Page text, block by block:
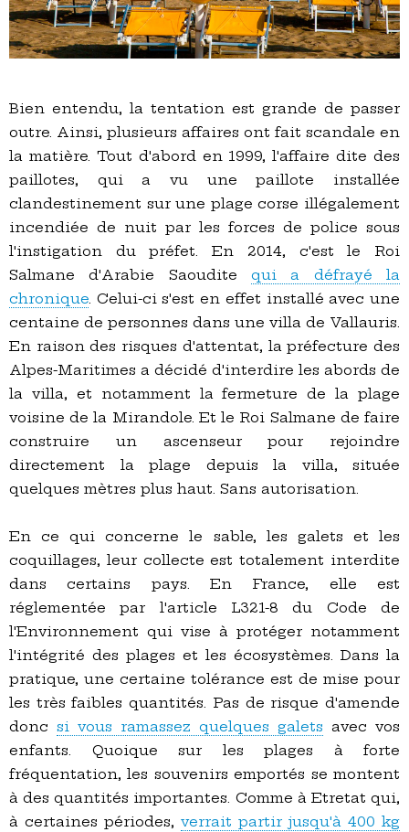
Bien entendu, la tentation est grande de passer
outre. Ainsi, plusieurs affaires ont fait scandale en
la matière. Tout d'abord en 1999, l'affaire dite des
paillotes, qui a vu une paillote installée
clandestinement sur une plage corse illégalement
incendiée de nuit par les forces de police sous
l'instigation du préfet. En 2014, c'est le Roi
Salmane d'Arabie Saoudite qui a défrayé la
chronique . Celui-ci s'est en effet installé avec une
centaine de personnes dans une villa de Vallauris.
En raison des risques d'attentat, la préfecture des
Alpes-Maritimes a décidé d'interdire les abords de
la villa, et notamment la fermeture de la plage
voisine de la Mirandole. Et le Roi Salmane de faire
construire un ascenseur pour rejoindre
directement la plage depuis la villa, située
quelques mètres plus haut. Sans autorisation.
En ce qui concerne le sable, les galets et les
coquillages, leur collecte est totalement interdite
dans certains pays. En France, elle est
réglementée par l'article L321-8 du Code de
l'Environnement qui vise à protéger notamment
l'intégrité des plages et les écosystèmes. Dans la
pratique, une certaine tolérance est de mise pour
les très faibles quantités. Pas de risque d'amende
donc si vous ramassez quelques galets avec vos
enfants. Quoique sur les plages à forte
fréquentation, les souvenirs emportés se montent
à des quantités importantes. Comme à Etretat qui,
à certaines périodes, verrait partir jusqu'à 400 kg